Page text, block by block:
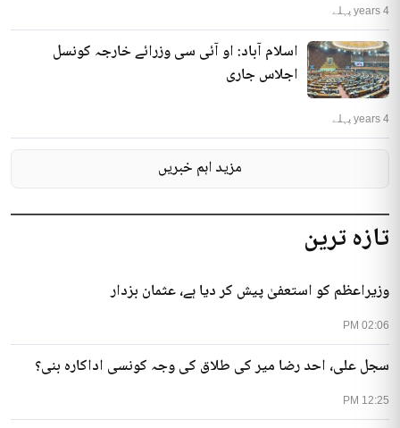
تازہ ترین
02:06 PM
وزیراعظم کو استعفیٰ پیش کر دیا ہے، عثمان بزدار
12:25 PM
سجل علی، احد رضا میر کی طلاق کی وجہ کونسی اداکارہ بنی؟
4 years پہلے
اسلام آباد: او آئی سی وزرائے خارجہ کونسل
اجلاس جاری
4 years پہلے
مزید اہم خبریں